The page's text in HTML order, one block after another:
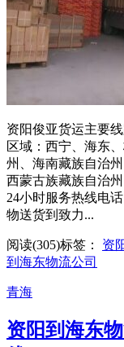
资阳俊亚货运主要
区域：西宁、海东
州、海南藏族自治
西蒙古族藏族自治
24小时服务热线电
物送货到致力...
阅读(305)标签： 资
到海东物流公司
青海
资阳到海东